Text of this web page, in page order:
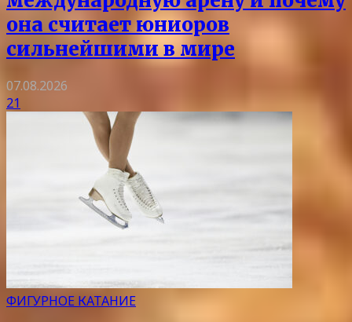
она считает юниоров
сильнейшими в мире
07.08.2026
21
ФИГУРНОЕ КАТАНИЕ